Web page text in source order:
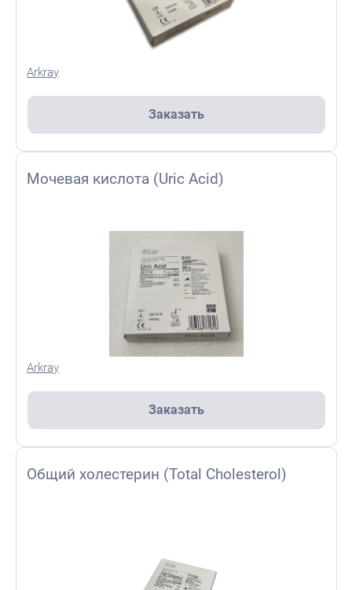
Arkray
Заказать
Мочевая кислота (Uric Acid)
Arkray
Заказать
Общий холестерин (Total Cholesterol)